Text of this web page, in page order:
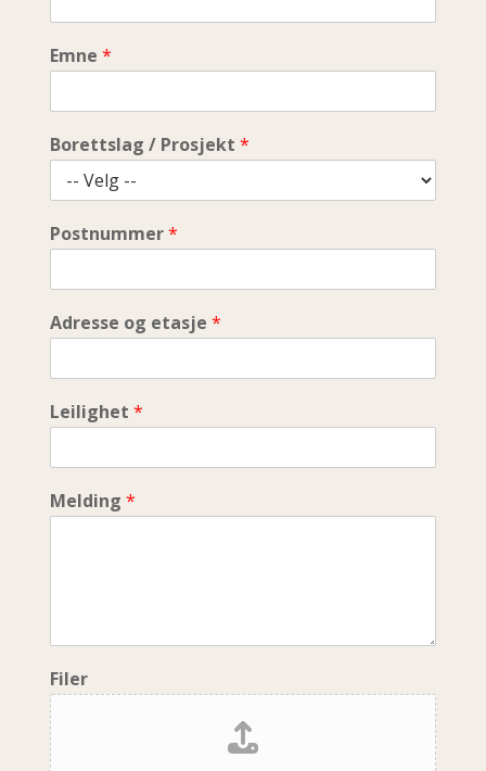
Emne *
Borettslag / Prosjekt *
Postnummer*
Adresse og etasje *
Leilighet *
Melding *
Filer